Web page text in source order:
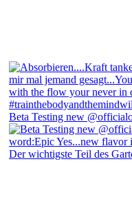
Beta Testing new
Der wichtigste Teil des